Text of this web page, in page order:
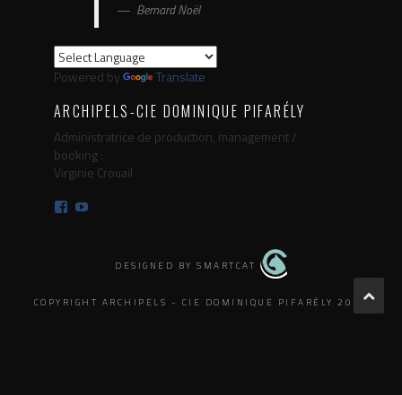
Bernard Noël
Powered by Translate
ARCHIPELS-CIE DOMINIQUE PIFARÉLY
Administratrice de production, management /
booking :
Virginie Crouail
Facebook
DESIGNED BY SMARTCAT
COPYRIGHT ARCHIPELS - CIE DOMINIQUE PIFARÉLY 2025